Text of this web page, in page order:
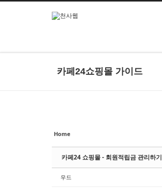
카페24쇼핑몰 가이드
Home
카페24 쇼핑몰 - 회원적립금 관리하기
우드